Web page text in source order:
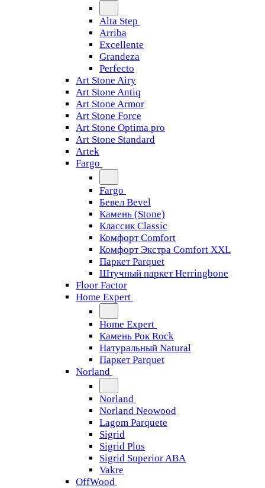
Alta Step
Arriba
Excellente
Grandeza
Perfecto
Art Stone Airy
Art Stone Antiq
Art Stone Armor
Art Stone Force
Art Stone Optima pro
Art Stone Standard
Artek
Fargo
Fargo
Бевел Bevel
Камень (Stone)
Классик Classic
Комфорт Comfort
Комфорт Экстра Comfort XXL
Паркет Parquet
Штучный паркет Herringbone
Floor Factor
Home Expert
Home Expert
Камень Рок Rock
Натуральный Natural
Паркет Parquet
Norland
Norland
Norland Neowood
Lagom Parquete
Sigrid
Sigrid Plus
Sigrid Superior ABA
Vakre
OffWood